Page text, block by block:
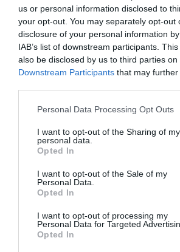
us or personal information disclosed to
your opt-out. You may separately opt-out
disclosure of your personal information
IAB’s list of downstream participants.
also be disclosed by us to third parties on
Downstream Participants that may
Personal Data Processing Opt Outs
I want to opt-out of the Sharing of my
personal data.
Opted In
I want to opt-out of the Sale of my
Personal Data.
Opted In
I want to opt-out of processing my
Personal Data for Targeted
Opted In
Defesa de livre direto
Rubens Gilli ®
2ªP
18'
1-0 Márcio Fonseca
(livre direto)
2ªP
Coutras
24'
Livre direto falhado
25'